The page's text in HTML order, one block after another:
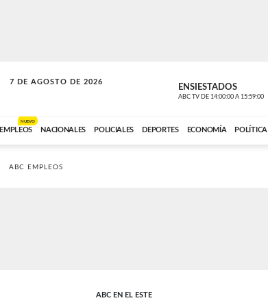
7 DE AGOSTO DE 2026
A DE LA TARDE ENSIESTADOS
ABC TV DE 14:00:00 A 15:59:00
EMPLEOS
NUEVO
NACIONALES POLICIALES DEPORTES ECONOMÍA POLÍTICA
ABC EMPLEOS
ABC EN EL ESTE